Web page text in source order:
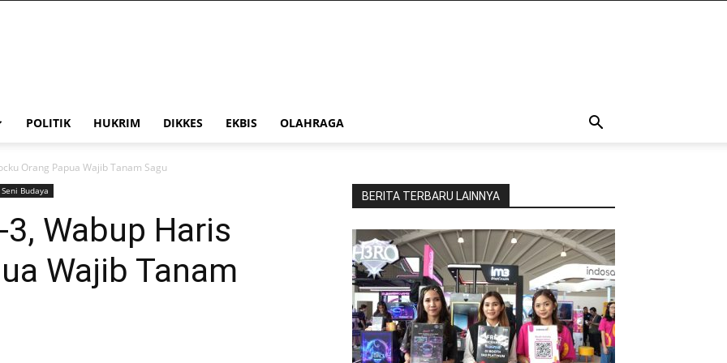
POLITIK HUKRIM DIKKES EKBIS OLAHRAGA
Orang Papua Wajib Tanam Sagu
Seni Budaya
Wabup Haris
Wajib Tanam
BERITA TERBARU LAINNYA